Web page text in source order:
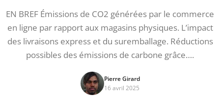
EN BREF Émissions de CO2 générées par le commerce
en ligne par rapport aux magasins physiques. L’impact
des livraisons express et du suremballage. Réductions
possibles des émissions de carbone grâce….
Pierre Girard
16 avril 2025